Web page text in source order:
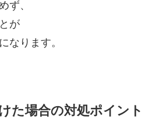
ず、
が
なります。
た場合の対処ポイント